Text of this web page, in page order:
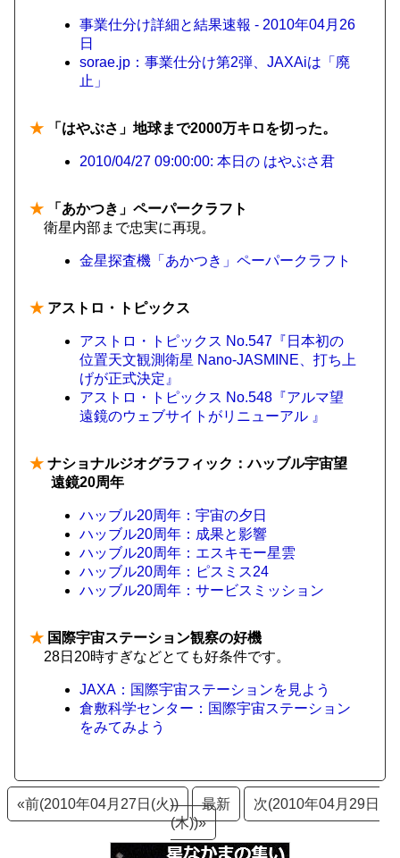
事業仕分け詳細と結果速報 - 2010年04月26
日
sorae.jp：事業仕分け第2弾、JAXAiは「廃
止」
★ 「はやぶさ」地球まで2000万キロを切った。
2010/04/27 09:00:00: 本日の はやぶさ君
★ 「あかつき」ペーパークラフト
衛星内部まで忠実に再現。
金星探査機「あかつき」ペーパークラフト
★ アストロ・トピックス
アストロ・トピックス No.547『日本初の
位置天文観測衛星 Nano-JASMINE、打ち上
げが正式決定』
アストロ・トピックス No.548『アルマ望
遠鏡のウェブサイトがリニューアル 』
★ ナショナルジオグラフィック：ハッブル宇宙望
遠鏡20周年
ハッブル20周年：宇宙の夕日
ハッブル20周年：成果と影響
ハッブル20周年：エスキモー星雲
ハッブル20周年：ピスミス24
ハッブル20周年：サービスミッション
★ 国際宇宙ステーション観察の好機
28日20時すぎなどとても好条件です。
JAXA：国際宇宙ステーションを見よう
倉敷科学センター：国際宇宙ステーション
をみてみよう
«前(2010年04月27日(火)) 最新
次(2010年04月29日
(木))»